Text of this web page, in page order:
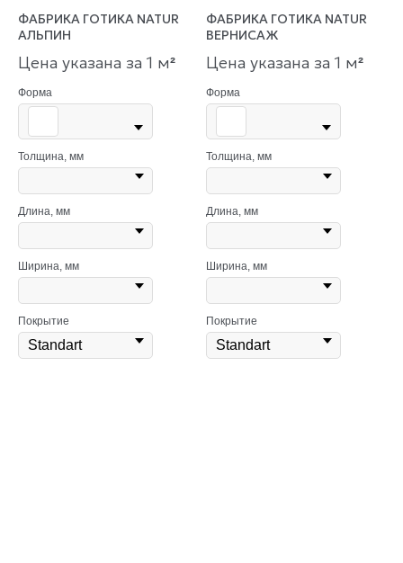
ФАБРИКА ГОТИКА NATUR
АЛЬПИН
Цена указана за 1 м²
Форма
Толщина, мм
Длина, мм
Ширина, мм
Покрытие
ФАБРИКА ГОТИКА NATUR
ВЕРНИСАЖ
Цена указана за 1 м²
Форма
Толщина, мм
Длина, мм
Ширина, мм
Покрытие